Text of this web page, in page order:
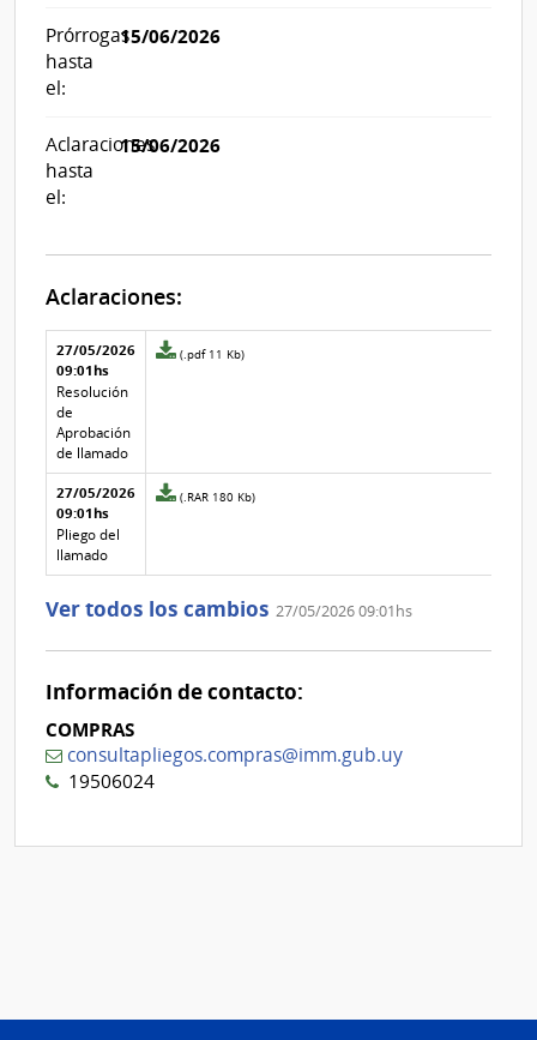
Prórrogas
hasta
el:
15/06/2026
Aclaraciones
hasta
el:
15/06/2026
Aclaraciones:
Aclaraciones del llamado
Fecha y
texto de
la
aclaración
27/05/2026
09:01hs
Resolución
de
Aprobación
de llamado
Archivo
3
(.pdf 11 Kb)
27/05/2026
09:01hs
Pliego del
llamado
Archivo
aclaración
2
(.RAR 180 Kb)
Ver todos los cambios 27/05/2026 09:01hs
Información de contacto:
COMPRAS
consultapliegos.compras@imm.gub.uy
19506024